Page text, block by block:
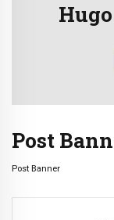
Post
Post Banner